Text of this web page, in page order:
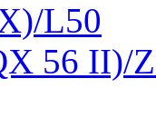
L50
56 II)/